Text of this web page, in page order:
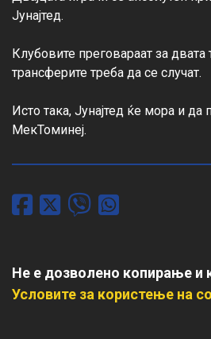
Јунајтед.
Клубовите преговараат за
трансферите треба да се случат.
Исто така, Јунајтед ќе мора и
МекТоминеј.
Не е дозволено копирање и
Условите за користење на